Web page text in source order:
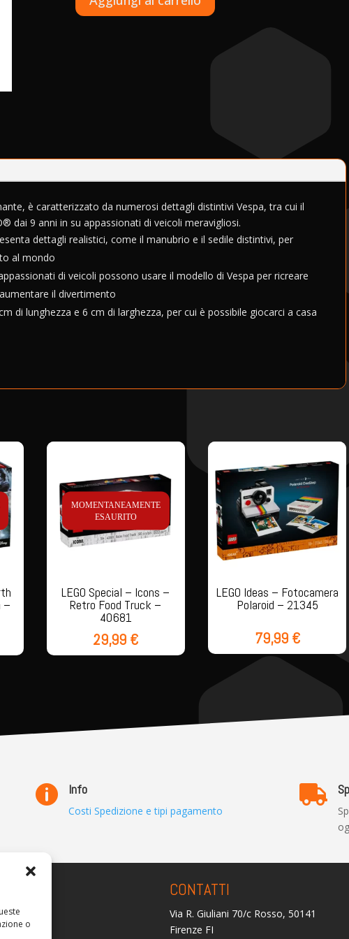
o
LEGO
l
è caratterizzato da numerosi dettagli distintivi Vespa, tra cui il
dai 9 anni in su appassionati di veicoli meravigliosi.
dettagli realistici, come il manubrio e il sedile distintivi, per
al mondo
di veicoli possono usare il modello di Vespa per ricreare
il divertimento
di lunghezza e 6 cm di larghezza, per cui è possibile giocarci a casa
–
MOMENTANEAMENTE
ESAURITO
LEGO Special – Icons –
Retro Food Truck –
40681
29,99 €
LEGO Ideas – Fotocamera
Polaroid – 21345
79,99 €
 Info
Costi Spedizione e tipi pagamento

CONTATTI
Via R. Giuliani 70/c Rosso, 50141
Firenze FI